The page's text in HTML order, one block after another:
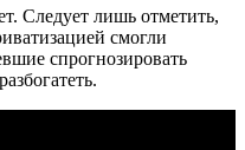
Следует лишь отметить,
смогли
спрогнозировать